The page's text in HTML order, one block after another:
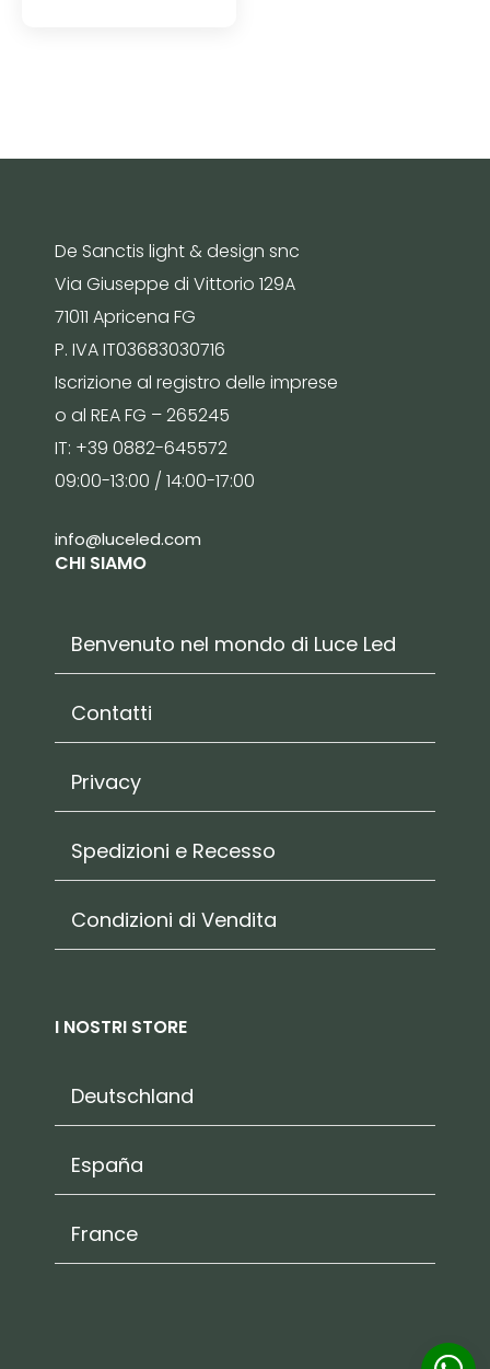
De Sanctis light & design snc
Via Giuseppe di Vittorio 129A
71011 Apricena FG
P. IVA IT03683030716
Iscrizione al registro delle imprese
o al REA FG – 265245
IT: +39 0882-645572
09:00-13:00 / 14:00-17:00
info@luceled.com
CHI SIAMO
Benvenuto nel mondo di Luce Led
Contatti
Privacy
Spedizioni e Recesso
Condizioni di Vendita
I NOSTRI STORE
Deutschland
España
France